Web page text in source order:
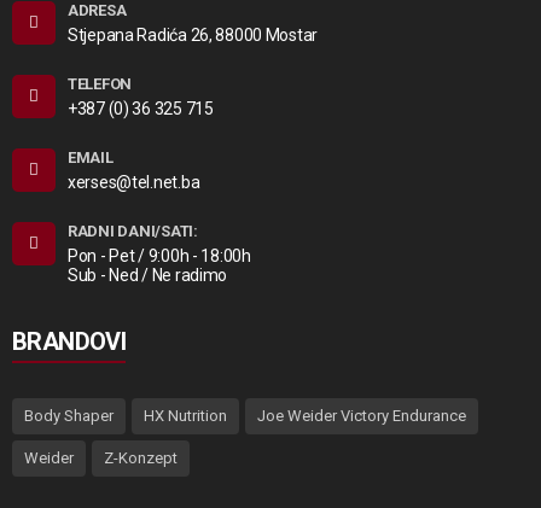
ADRESA
Stjepana Radića 26, 88000 Mostar
TELEFON
+387 (0) 36 325 715
EMAIL
xerses@tel.net.ba
RADNI DANI/SATI:
Pon - Pet / 9:00h - 18:00h
Sub - Ned / Ne radimo
BRANDOVI
Body Shaper HX Nutrition Joe Weider Victory Endurance
Weider Z-Konzept